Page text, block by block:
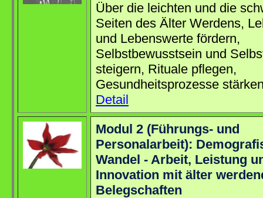
Über die leichten und die
Seiten des Älter Werdens,
und Lebenswerte fördern,
Selbstbewusstsein und
steigern, Rituale pflegen,
Gesundheitsprozesse
Detail
Modul 2 (Führungs- und
Personalarbeit):
Wandel - Arbeit, Leistung
Innovation mit älter
Belegschaften